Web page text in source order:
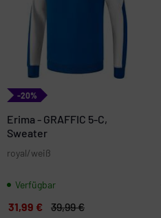
-20%
Erima - GRAFFIC 5-C,
Sweater
royal/weiß
Verfügbar
31,99 € 39,99 €